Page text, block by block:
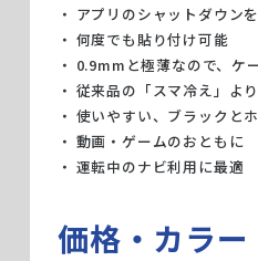
アプリのシャットダウン
何度でも貼り付け可能
0.9mmと極薄なので、ケ
従来品の「スマ冷え」よ
使いやすい、ブラックと
動画・ゲームのおともに
運転中のナビ利用に最適
価格・カラ